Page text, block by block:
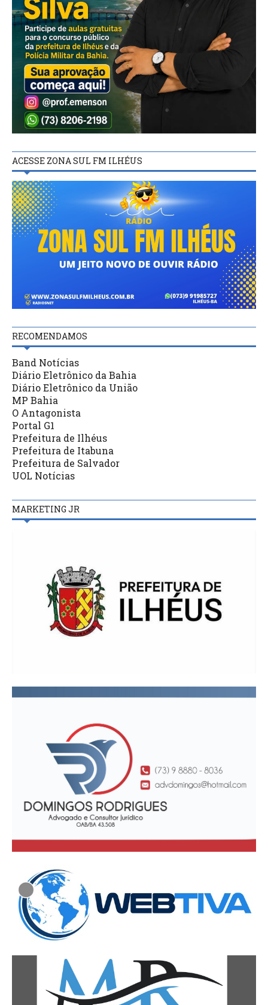
ACESSE ZONA SUL FM ILHÉUS
RECOMENDAMOS
Band Notícias
Diário Eletrônico da Bahia
Diário Eletrônico da União
MP Bahia
O Antagonista
Portal G1
Prefeitura de Ilhéus
Prefeitura de Itabuna
Prefeitura de Salvador
UOL Notícias
MARKETING JR